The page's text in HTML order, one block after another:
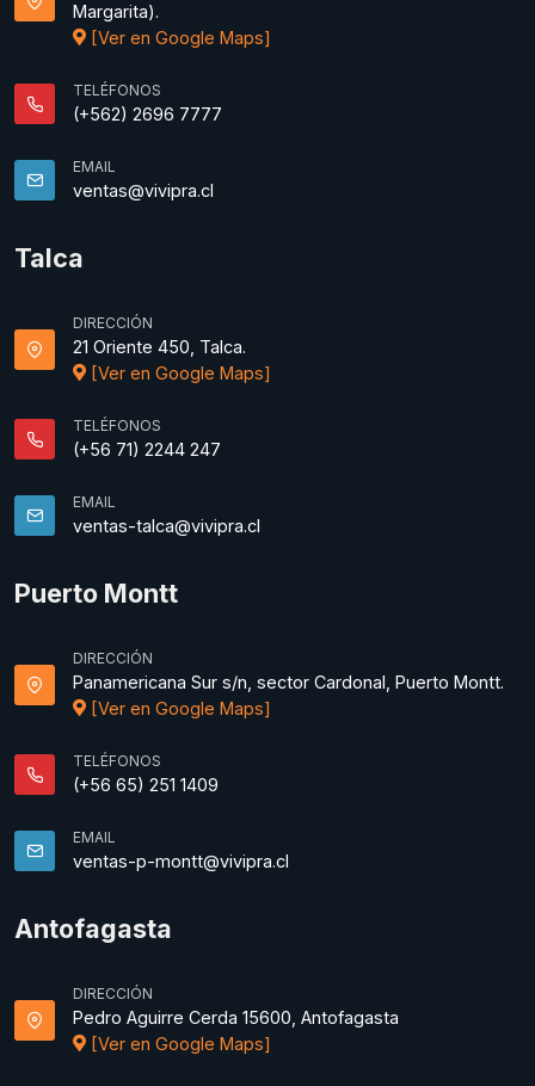
Margarita).
[Ver en Google Maps]
TELÉFONOS
(+562) 2696 7777
EMAIL
ventas@vivipra.cl
Talca
DIRECCIÓN
21 Oriente 450, Talca.
[Ver en Google Maps]
TELÉFONOS
(+56 71) 2244 247
EMAIL
ventas-talca@vivipra.cl
Puerto Montt
DIRECCIÓN
Panamericana Sur s/n, sector Cardonal, Puerto Montt.
[Ver en Google Maps]
TELÉFONOS
(+56 65) 251 1409
EMAIL
ventas-p-montt@vivipra.cl
Antofagasta
DIRECCIÓN
Pedro Aguirre Cerda 15600, Antofagasta
[Ver en Google Maps]